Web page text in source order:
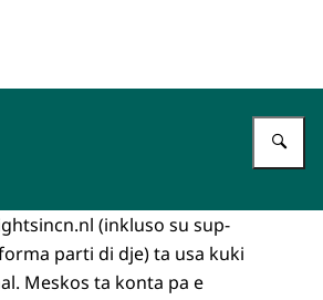
humano na Hulanda
(inkluso su sup-
parti di dje) ta usa kuki
Meskos ta konta pa e